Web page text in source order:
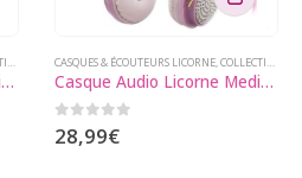
,GADGETS LICORNE
Casque Audio Licorne Media Roza
CASQUES & ÉCOUTEURS LICORNE,COLLECTIONS LICORNE
Casque Audio Licorne Media Mimie
0sur 5
28,99€